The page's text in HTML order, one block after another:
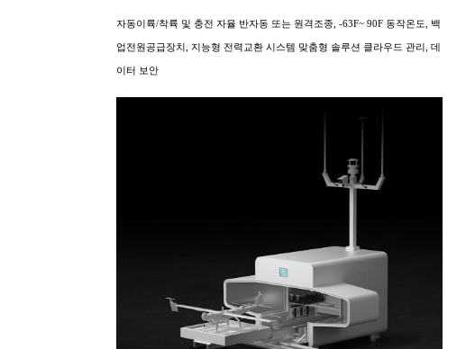
자동이륙/착륙 및 충전 자율 반자동 또는 원격조종, -63F~ 90F 동작온도, 백
업전원공급장치, 지능형 전력교환 시스템 맞춤형 솔루션 클라우드 관리, 데
이터 보안